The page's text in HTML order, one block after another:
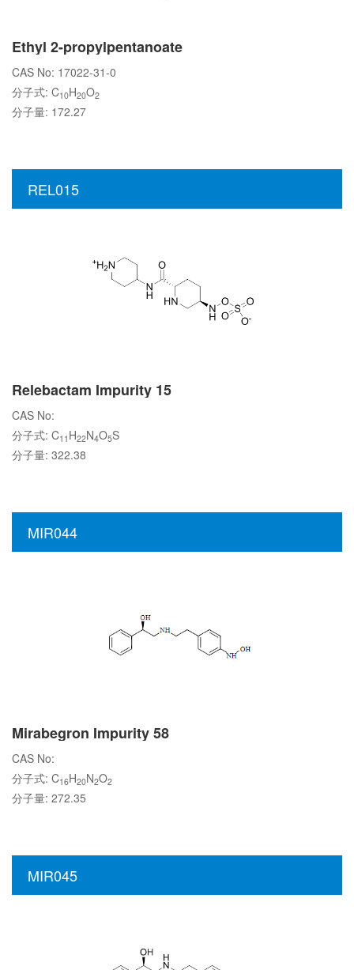
Ethyl 2-propylpentanoate
CAS No: 17022-31-0
分子式: C10H20O2
分子量: 172.27
REL015
Relebactam Impurity 15
CAS No:
分子式: C11 H22N4O5S
分子量: 322.38
MIR044
Mirabegron Impurity 58
CAS No:
分子式: C16H20N2O2
分子量: 272.35
MIR045